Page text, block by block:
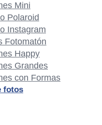
Mini
Polaroid
Instagram
Fotomatón
Happy
Grandes
con Formas
fotos